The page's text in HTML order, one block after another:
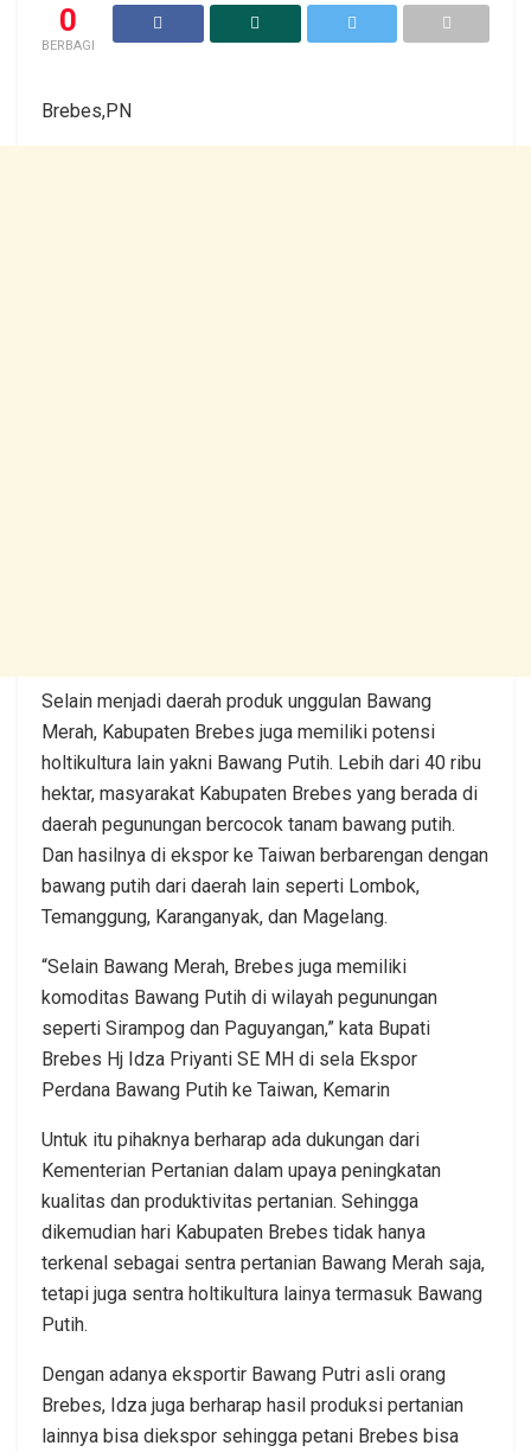
0
BERBAGI
Brebes,PN
Selain menjadi daerah produk unggulan Bawang
Merah, Kabupaten Brebes juga memiliki potensi
holtikultura lain yakni Bawang Putih. Lebih dari 40 ribu
hektar, masyarakat Kabupaten Brebes yang berada di
daerah pegunungan bercocok tanam bawang putih.
Dan hasilnya di ekspor ke Taiwan berbarengan dengan
bawang putih dari daerah lain seperti Lombok,
Temanggung, Karanganyak, dan Magelang.
“Selain Bawang Merah, Brebes juga memiliki
komoditas Bawang Putih di wilayah pegunungan
seperti Sirampog dan Paguyangan,” kata Bupati
Brebes Hj Idza Priyanti SE MH di sela Ekspor
Perdana Bawang Putih ke Taiwan, Kemarin
Untuk itu pihaknya berharap ada dukungan dari
Kementerian Pertanian dalam upaya peningkatan
kualitas dan produktivitas pertanian. Sehingga
dikemudian hari Kabupaten Brebes tidak hanya
terkenal sebagai sentra pertanian Bawang Merah saja,
tetapi juga sentra holtikultura lainya termasuk Bawang
Putih.
Dengan adanya eksportir Bawang Putri asli orang
Brebes, Idza juga berharap hasil produksi pertanian
lainnya bisa diekspor sehingga petani Brebes bisa